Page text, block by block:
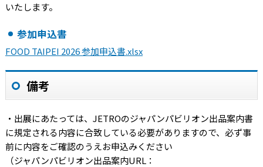
いたします。
参加申込書
FOOD TAIPEI 2026 参加申込書.xlsx
備考
・出展にあたっては、JETROのジャパンパビリオン出品案内書
に規定される内容に合致している必要がありますので、必ず事
前に内容をご確認のうえお申込みください
（ジャパンパビリオン出品案内URL：